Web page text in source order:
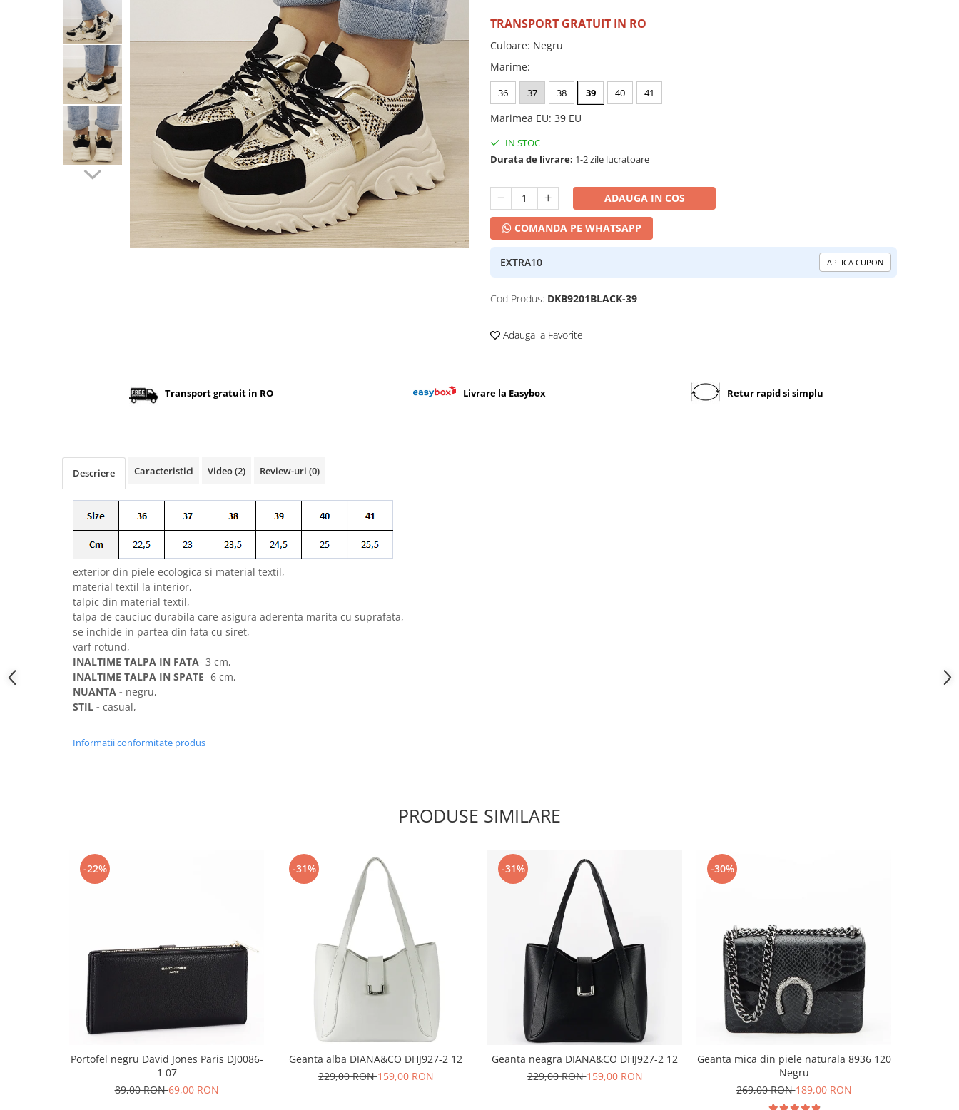
Incaltamine primavara-vara piele
Imbracaminte
Camasi si topuri
Blugi si pantaloni
Pulovere si cardigane
Incaltaminte toamna-iarna piele
TRANSPORT GRATUIT IN RO
Culoare: Negru
Marime:
36 37 38 39 40 41
Marimea EU: 39 EU
IN STOC
Durata de livrare: 1-2 zile lucratoare
ADAUGA IN COS
COMANDA PE WHATSAPP
EXTRA10 APLICA CUPON
Cod Produs: DKB9201BLACK-39
Adauga la Favorite
Transport gratuit in RO Livrare la Easybox Retur rapid si simplu
Descriere Caracteristici Video(2) Review-uri (0)
exterior din piele ecologica si material textil,
material textil la interior,
talpic din material textil,
talpa de cauciuc durabila care asigura aderenta marita cu suprafata,
se inchide in partea din fata cu siret,
varf rotund,
INALTIME TALPA IN FATA- 3 cm,
INALTIME TALPA IN SPATE- 6 cm,
NUANTA - negru,
STIL - casual,
Informatii conformitate produs
PRODUSE SIMILARE
-22%
Portofel negru David Jones Paris DJ0086-
1 07
89,00 RON69,00 RON
-31%
Geanta alba DIANA&CO DHJ927-2 12
229,00 RON159,00 RON
-31%
Geanta neagra DIANA&CO DHJ927-2 12
229,00 RON159,00 RON
-30%
Geanta mica din piele naturala 8936 120
Negru
269,00 RON189,00 RON